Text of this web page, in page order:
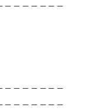
－－－－－－－
－－－－－－－
－－－－－－－